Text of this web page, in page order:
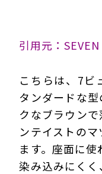
引用元：
こちらは、7ビ
タンダードな
クなブラウン
ンテイストの
ます。座面に
染み込みにく